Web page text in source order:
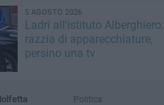
5 AGOSTO 2026
Ladri all'istituto Alberghiero:
razzia di apparecchiature,
persino una tv
Politica